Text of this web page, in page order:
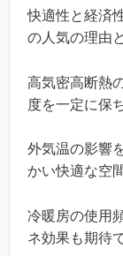
快適性と経済
の人気の理由
高気密高断熱
度を一定に保
外気温の影響
かい快適な空
冷暖房の使用
ネ効果も期待